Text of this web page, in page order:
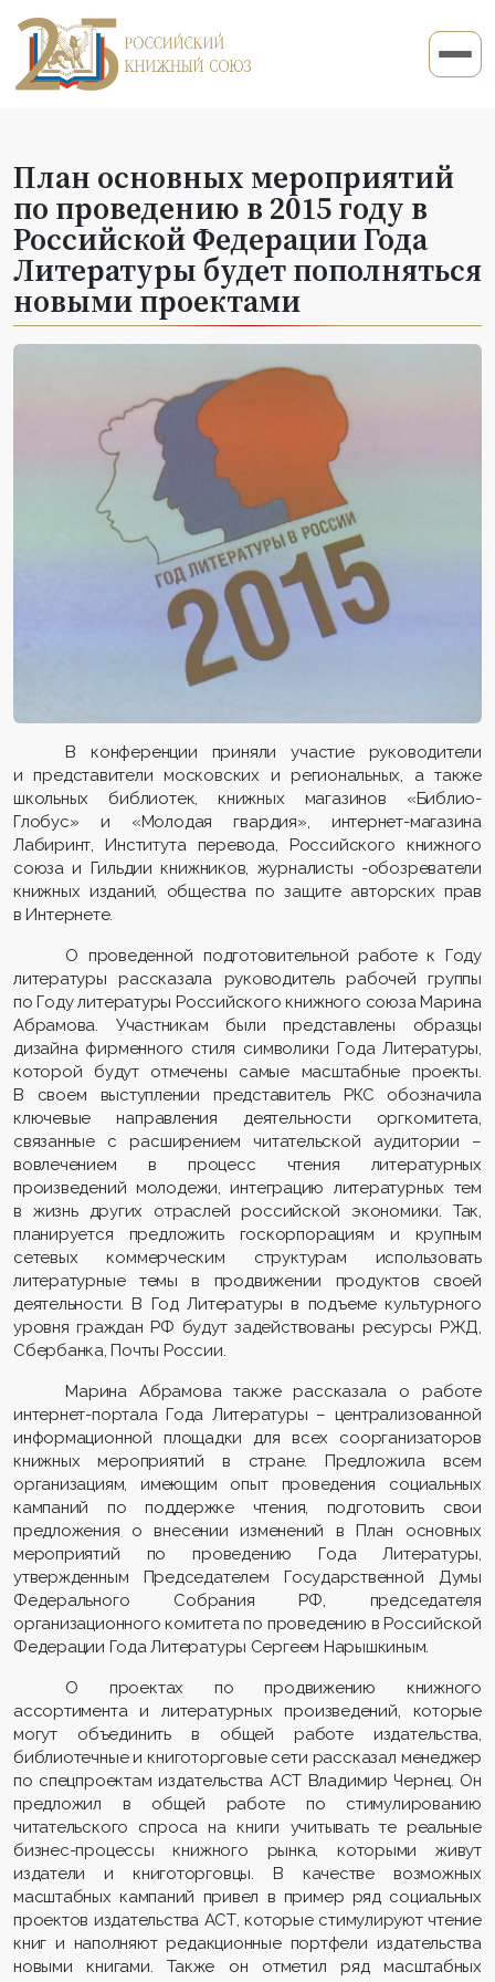
План основных мероприятий
по проведению в 2015 году в
Российской Федерации Года
Литературы будет пополняться
новыми проектами
В конференции приняли участие руководители
и представители московских и региональных, а также
школьных библиотек, книжных магазинов «Библио-
Глобус» и «Молодая гвардия», интернет-магазина
Лабиринт, Института перевода, Российского книжного
союза и Гильдии книжников, журналисты -обозреватели
книжных изданий, общества по защите авторских прав
в Интернете.
О проведенной подготовительной работе к Году
литературы рассказала руководитель рабочей группы
по Году литературы Российского книжного союза Марина
Абрамова. Участникам были представлены образцы
дизайна фирменного стиля символики Года Литературы,
которой будут отмечены самые масштабные проекты.
В своем выступлении представитель РКС обозначила
ключевые направления деятельности оргкомитета,
связанные с расширением читательской аудитории –
вовлечением в процесс чтения литературных
произведений молодежи, интеграцию литературных тем
в жизнь других отраслей российской экономики. Так,
планируется предложить госкорпорациям и крупным
сетевых коммерческим структурам использовать
литературные темы в продвижении продуктов своей
деятельности. В Год Литературы в подъеме культурного
уровня граждан РФ будут задействованы ресурсы РЖД,
Сбербанка, Почты России.
Марина Абрамова также рассказала о работе
интернет-портала Года Литературы – централизованной
информационной площадки для всех соорганизаторов
книжных мероприятий в стране. Предложила всем
организациям, имеющим опыт проведения социальных
кампаний по поддержке чтения, подготовить свои
предложения о внесении изменений в План основных
мероприятий по проведению Года Литературы,
утвержденным Председателем Государственной Думы
Федерального Собрания РФ, председателя
организационного комитета по проведению в Российской
Федерации Года Литературы Сергеем Нарышкиным.
О проектах по продвижению книжного
ассортимента и литературных произведений, которые
могут объединить в общей работе издательства,
библиотечные и книготорговые сети рассказал менеджер
по спецпроектам издательства АСТ Владимир Чернец. Он
предложил в общей работе по стимулированию
читательского спроса на книги учитывать те реальные
бизнес-процессы книжного рынка, которыми живут
издатели и книготорговцы. В качестве возможных
масштабных кампаний привел в пример ряд социальных
проектов издательства АСТ, которые стимулируют чтение
книг и наполняют редакционные портфели издательства
новыми книгами. Также он отметил ряд масштабных